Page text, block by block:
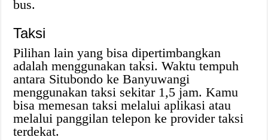
bus.
Taksi
Pilihan lain yang bisa dipertimbangkan
adalah menggunakan taksi. Waktu tempuh
antara Situbondo ke Banyuwangi
menggunakan taksi sekitar 1,5 jam. Kamu
bisa memesan taksi melalui aplikasi atau
melalui panggilan telepon ke provider taksi
terdekat.